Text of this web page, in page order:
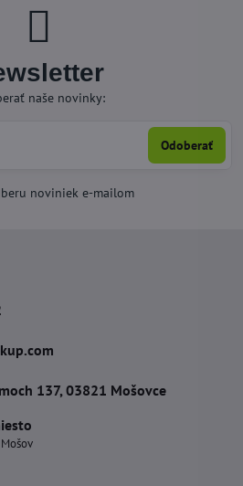
naše novinky:
Odoberať
noviniek e-mailom
137, 03821 Mošovce